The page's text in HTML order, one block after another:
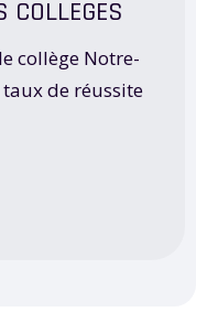
COLLEGES
collège Notre-
de réussite